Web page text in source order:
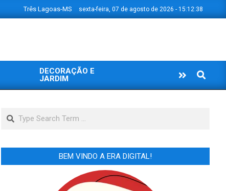
Três Lagoas-MS sexta-feira, 07 de agosto de 2026 - 15:12:39
DECORAÇÃO E
JARDIM
Search
Search
BEM VINDO A ERA DIGITAL!